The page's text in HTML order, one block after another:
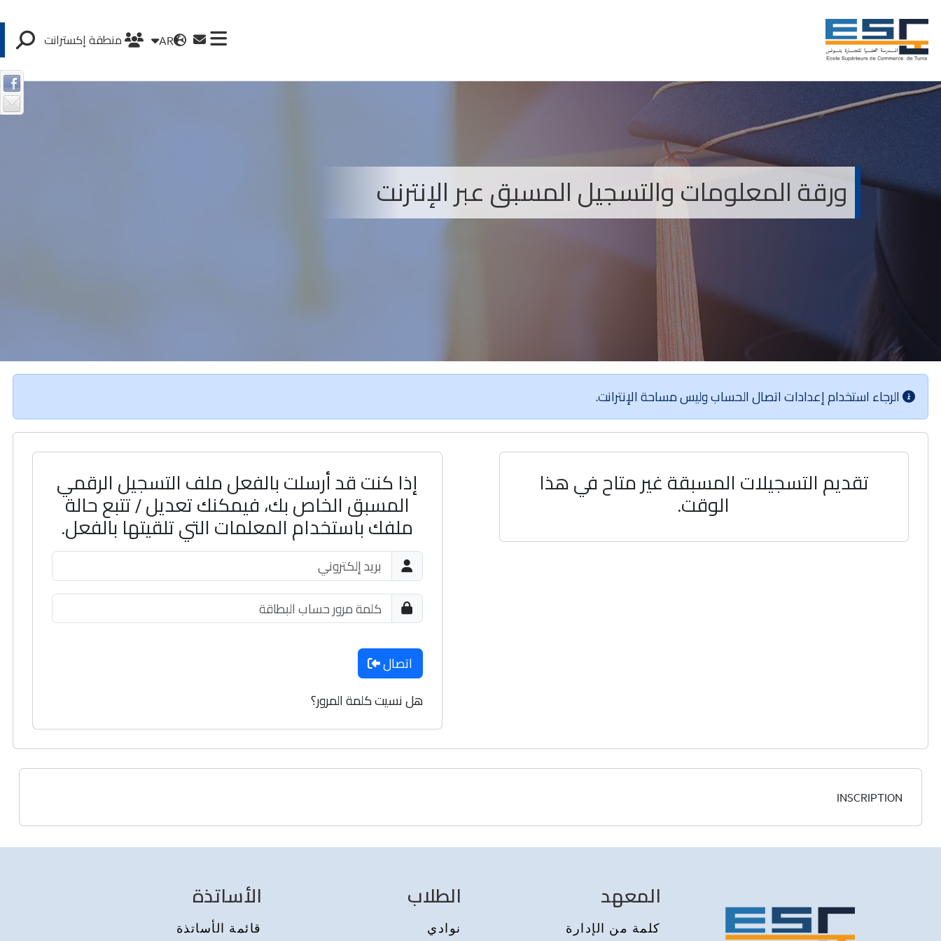
AR منطقة إكسترانت
ورقة المعلومات والتسجيل المسبق عبر الإنترنت
الرجاء استخدام إعدادات اتصال الحساب وليس مساحة الإنترانت.
تقديم التسجيلات المسبقة غير متاح في هذا
الوقت.
إذا كنت قد أرسلت بالفعل ملف التسجيل الرقمي
المسبق الخاص بك، فيمكنك تعديل / تتبع حالة
ملفك باستخدام المعلمات التي تلقيتها بالفعل.
اتصال
هل نسيت كلمة المرور؟
INSCRIPTION
المعهد
كلمة من الإدارة
الطلاب
نوادي
الأساتذة
قائمة الأساتذة